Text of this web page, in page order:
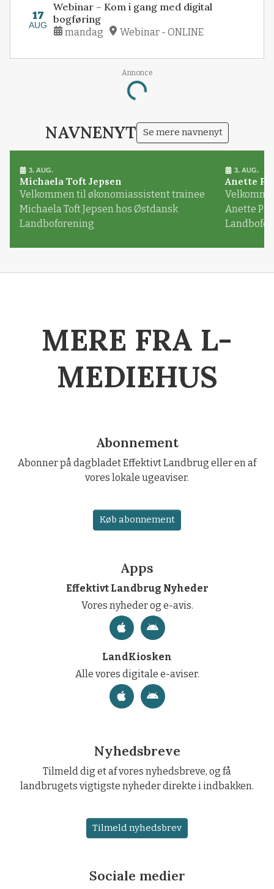
17
AUG
Webinar – Kom i gang med digital
bogføring
mandag Webinar - ONLINE
Annonce
Loading...
NAVNENYT Se mere navnenyt
3. AUG.
Michaela Toft Jepsen
Velkommen til økonomiassistent trainee
Michaela Toft Jepsen hos Østdansk
Landboforening
3. AUG.
Anette
Anette
MERE FRA L-
MEDIEHUS
Abonnement
Abonner på dagbladet Effektivt Landbrug eller en af
vores lokale ugeaviser.
Køb abonnement
Apps
Effektivt Landbrug Nyheder
Vores nyheder og e-avis.
LandKiosken
Alle vores digitale e-aviser.
Nyhedsbreve
Tilmeld dig et af vores nyhedsbreve, og få
landbrugets vigtigste nyheder direkte i indbakken.
Tilmeld nyhedsbrev
Sociale medier